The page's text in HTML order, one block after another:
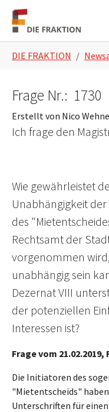
Zum Hauptinhalt springen
Skip to page footer
DIE FRAKTION
Frage Nr.: 1730
Erstellt von Nico
Ich frage den
Wie gewährleistet
Unabhängigkeit
des
Rechtsamt der
vorgenommen
unabhängig sein
Dezernat VIII
der potenziellen
Interessen ist?
Frage vom 21.02.2019,
Die Initiatoren des
"Mietentscheids"
Unterschriften für